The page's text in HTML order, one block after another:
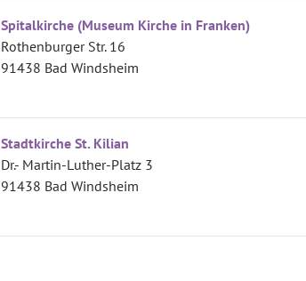
Spitalkirche (Museum Kirche in Franken)
Rothenburger Str. 16
91438 Bad Windsheim
Stadtkirche St. Kilian
Dr.- Martin-Luther-Platz 3
91438 Bad Windsheim